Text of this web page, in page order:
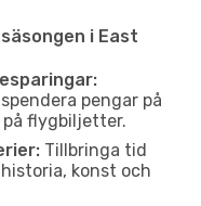
i East
pengar på
flygbiljetter.
Tillbringa tid
konst och